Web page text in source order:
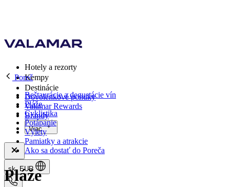
Hotely a rezorty
Kempy
Destinácie
Dovolenkové ponuky
Valamar Rewards
Brandy
Viac
sk, EUR
Poreč
Reštaurácie a degustácie vín
Pláže
Cyklistika
Potápanie
Výlety
Pamiatky a atrakcie
Ako sa dostať do Poreča
Pláže